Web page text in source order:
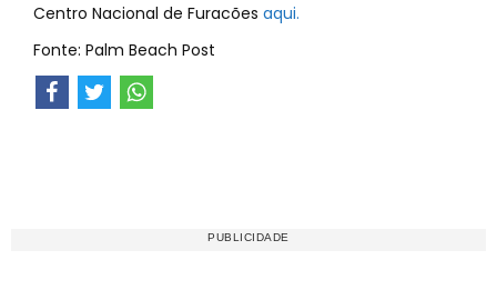
Centro Nacional de Furacões aqui.
Fonte: Palm Beach Post